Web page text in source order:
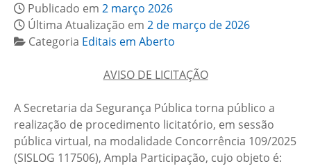
Publicado em 2 março 2026
Última Atualização em 2 de março de 2026
Categoria Editais em Aberto
AVISO DE LICITAÇÃO
A Secretaria da Segurança Pública torna público a
realização de procedimento licitatório, em sessão
pública virtual, na modalidade Concorrência 109/2025
(SISLOG 117506), Ampla Participação, cujo objeto é: